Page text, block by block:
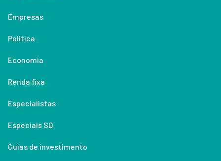
Empresas
Política
Economia
Renda fixa
Especialistas
Especiais SD
Guias de investimento